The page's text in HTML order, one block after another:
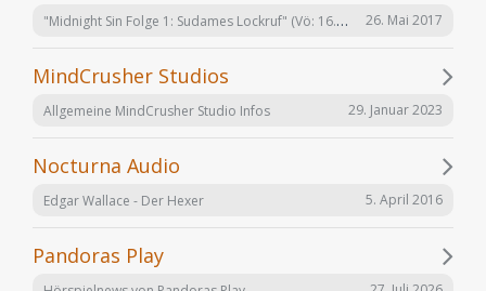
"Midnight Sin Folge 1: Sudames Lockruf" (Vö: 16.06.2017) 26. Mai 2017
MindCrusher Studios
Allgemeine MindCrusher Studio Infos 29. Januar 2023
Nocturna Audio
Edgar Wallace - Der Hexer 5. April 2016
Pandoras Play